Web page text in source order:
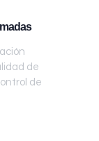
de
de